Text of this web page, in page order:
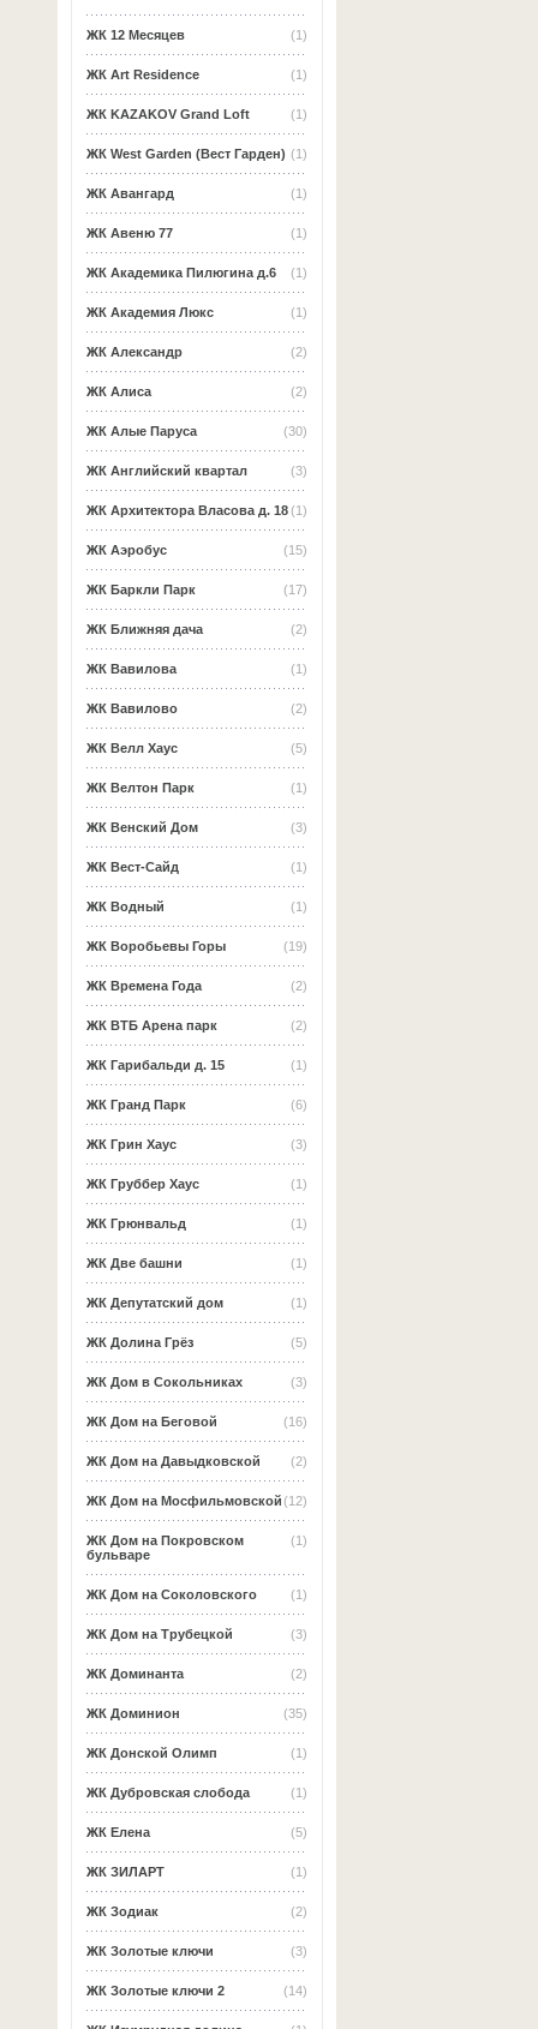
(1)
ЖК 12 Месяцев
(1)
ЖК Art Residence
(1)
ЖК KAZAKOV Grand Loft
(1)
ЖК West Garden (Вест Гарден)
(1)
ЖК Авангард
(1)
ЖК Авеню 77
(1)
ЖК Академика Пилюгина д.6
(1)
ЖК Академия Люкс
(2)
ЖК Александр
(2)
ЖК Алиса
(30)
ЖК Алые Паруса
(3)
ЖК Английский квартал
(1)
ЖК Архитектора Власова д. 18
(15)
ЖК Аэробус
(17)
ЖК Баркли Парк
(2)
ЖК Ближняя дача
(1)
ЖК Вавилова
(2)
ЖК Вавилово
(5)
ЖК Велл Хаус
(1)
ЖК Велтон Парк
(3)
ЖК Венский Дом
(1)
ЖК Вест-Сайд
(1)
ЖК Водный
(19)
ЖК Воробьевы Горы
(2)
ЖК Времена Года
(2)
ЖК ВТБ Арена парк
(1)
ЖК Гарибальди д. 15
(6)
ЖК Гранд Парк
(3)
ЖК Грин Хаус
(1)
ЖК Груббер Хаус
(1)
ЖК Грюнвальд
(1)
ЖК Две башни
(1)
ЖК Депутатский дом
(5)
ЖК Долина Грёз
(3)
ЖК Дом в Сокольниках
(16)
ЖК Дом на Беговой
(2)
ЖК Дом на Давыдковской
(12)
ЖК Дом на Мосфильмовской
(1)
ЖК Дом на Покровском
бульваре
(1)
ЖК Дом на Соколовского
(3)
ЖК Дом на Трубецкой
(2)
ЖК Доминанта
(35)
ЖК Доминион
(1)
ЖК Донской Олимп
(1)
ЖК Дубровская слобода
(5)
ЖК Елена
(1)
ЖК ЗИЛАРТ
(2)
ЖК Зодиак
(3)
ЖК Золотые ключи
(14)
ЖК Золотые ключи 2